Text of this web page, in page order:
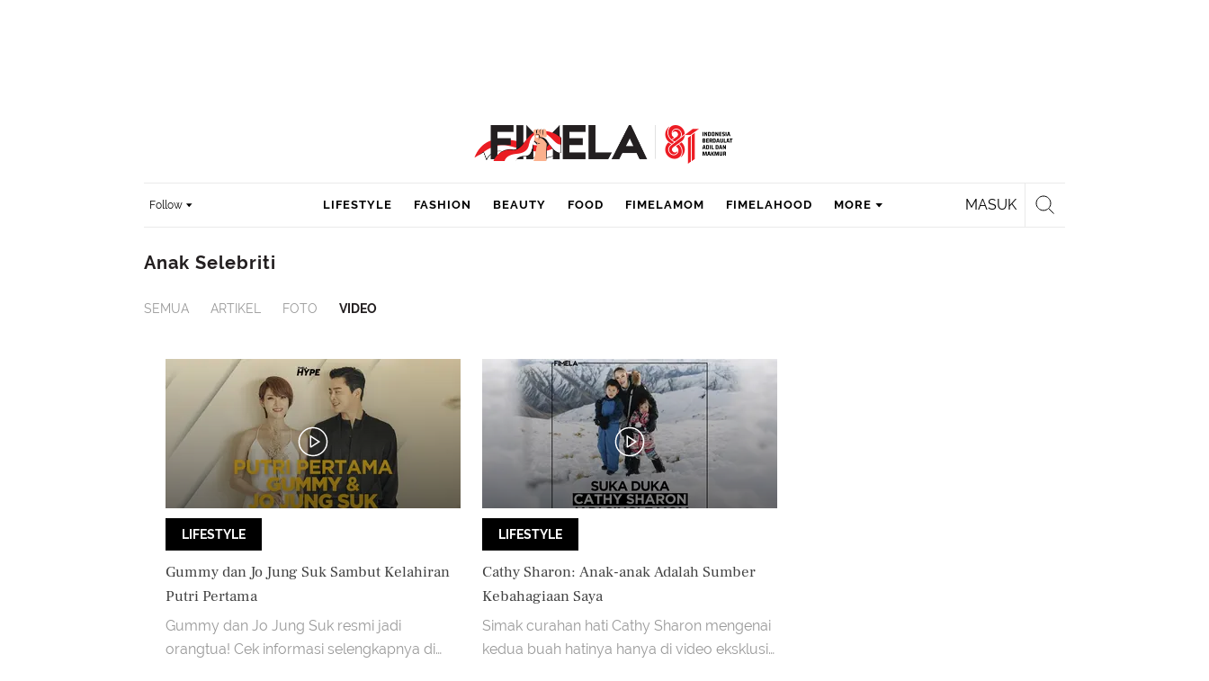
Follow MASUK
LIFESTYLE FASHION BEAUTY FOOD FIMELAMOM FIMELAHOOD MORE
Anak Selebriti
SEMUA ARTIKEL FOTO VIDEO
LIFESTYLE
Gummy dan Jo Jung Suk Sambut Kelahiran
Putri Pertama
Gummy dan Jo Jung Suk resmi jadi
orangtua! Cek informasi selengkapnya di
LIFESTYLE
Cathy Sharon: Anak-anak Adalah Sumber
Kebahagiaan Saya
Simak curahan hati Cathy Sharon mengenai
kedua buah hatinya hanya di video eksklusif